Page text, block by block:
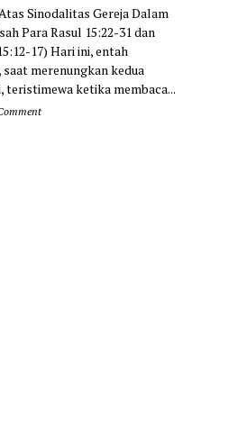
Sinodalitas Gereja Dalam
Para Rasul 15:22-31 dan
17) Hari ini, entah
saat merenungkan kedua
teristimewa ketika membaca...